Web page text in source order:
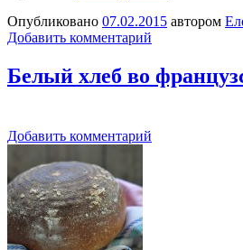
Опубликовано 07.02.2015 автором
Добавить комментарий
Белый хлеб во
Добавить комментарий